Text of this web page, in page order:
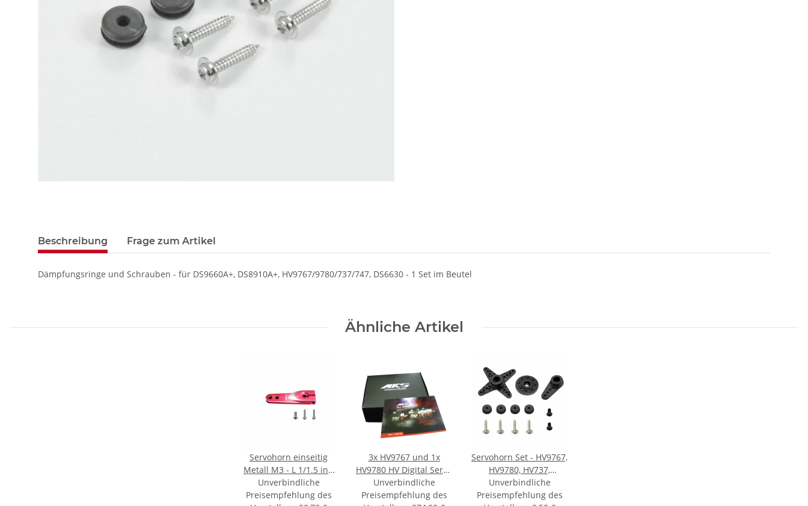
Beschreibung Frage zum Artikel
Dämpfungsringe und Schrauben - für DS9660A+, DS8910A+, HV9767/9780/737/747, DS6630 - 1 Set im Beutel
Ähnliche Artikel
Servohorn einseitig
Metall M3 - L 1/1.5 in -
for HV9767, 9780, 737,
747/R
Unverbindliche
Preisempfehlung des
3x HV9767 und 1x
HV9780 HV Digital Servo
combo
Unverbindliche
Preisempfehlung des
Servohorn Set - HV9767,
HV9780, HV737,
HV747/R
Unverbindliche
Preisempfehlung des